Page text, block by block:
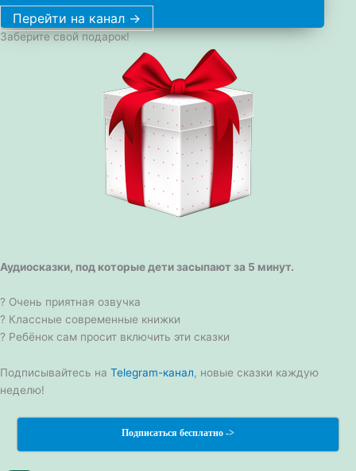
Перейти на канал ->
Заберите свой подарок!
Аудиосказки, под которые дети засыпают за 5 минут.
? Очень приятная озвучка
? Классные современные книжки
? Ребёнок сам просит включить эти сказки
Подписывайтесь на Telegram-канал, новые сказки каждую
неделю!
Подписаться бесплатно ->